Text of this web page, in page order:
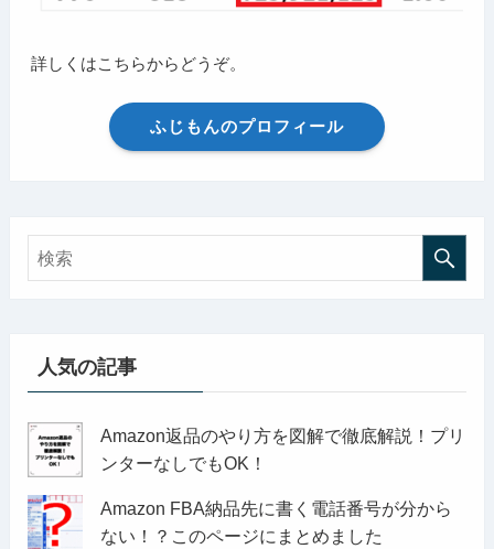
詳しくはこちらからどうぞ。
ふじもんのプロフィール
人気の記事
Amazon返品のやり方を図解で徹底解説！プリ
ンターなしでもOK！
Amazon FBA納品先に書く電話番号が分から
ない！？このページにまとめました